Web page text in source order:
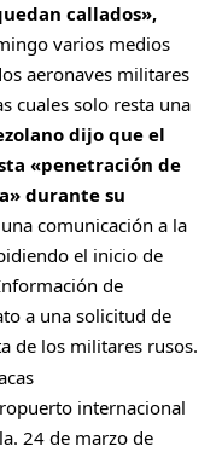
callados»,
varios medios
aeronaves militares
cuales solo resta una
dijo que el
«penetración de
durante su
comunicación a la
el inicio de
de
a una solicitud de
de los militares rusos.
internacional
24 de marzo de